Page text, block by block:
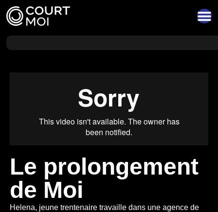
Le prolongement
de Moi
Helena, jeune trentenaire travaille dans une agence de